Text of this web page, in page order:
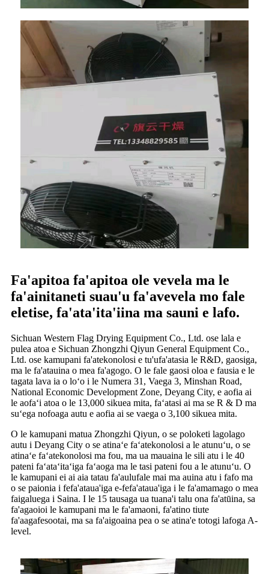
Fa'apitoa fa'apitoa ole vevela ma le
fa'ainitaneti suau'u fa'avevela mo fale
eletise, fa'ata'ita'iina ma sauni e lafo.
Sichuan Western Flag Drying Equipment Co., Ltd. ose lala e
pulea atoa e Sichuan Zhongzhi Qiyun General Equipment Co.,
Ltd. ose kamupani fa'atekonolosi e tu'ufa'atasia le R&D, gaosiga,
ma le fa'atauina o mea fa'agogo. O le fale gaosi oloa e fausia e le
tagata lava ia o loʻo i le Numera 31, Vaega 3, Minshan Road,
National Economic Development Zone, Deyang City, e aofia ai
le aofaʻi atoa o le 13,000 sikuea mita, faʻatasi ai ma se R & D ma
suʻega nofoaga autu e aofia ai se vaega o 3,100 sikuea mita.
O le kamupani matua Zhongzhi Qiyun, o se poloketi lagolago
autu i Deyang City o se atinaʻe faʻatekonolosi a le atunuʻu, o se
atinaʻe faʻatekonolosi ma fou, ma ua mauaina le sili atu i le 40
pateni faʻataʻitaʻiga faʻaoga ma le tasi pateni fou a le atunuʻu. O
le kamupani ei ai aia tatau fa'aulufale mai ma auina atu i fafo ma
o se paionia i fefa'ataua'iga e-fefa'ataua'iga i le fa'amamago o mea
faigaluega i Saina. I le 15 tausaga ua tuana'i talu ona fa'atūina, sa
fa'agaoioi le kamupani ma le fa'amaoni, fa'atino tiute
fa'aagafesootai, ma sa fa'aigoaina pea o se atina'e totogi lafoga A-
level.